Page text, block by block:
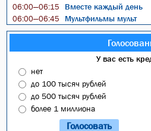
06:00—06:15 Вместе каждый день
06:00—06:45 Мультфильмы мульт
У вас есть
нет
до 100 тысяч рублей
до 500 тысяч рублей
более 1 миллиона